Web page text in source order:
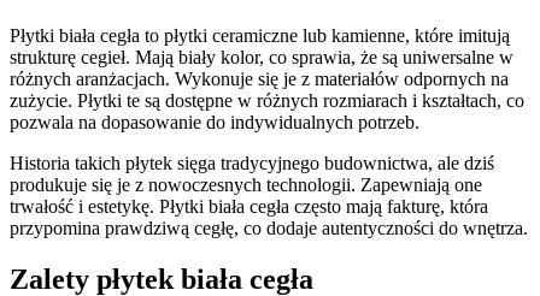
Płytki biała cegła to płytki ceramiczne lub kamienne, które imitują
strukturę cegieł. Mają biały kolor, co sprawia, że są uniwersalne w
różnych aranżacjach. Wykonuje się je z materiałów odpornych na
zużycie. Płytki te są dostępne w różnych rozmiarach i kształtach, co
pozwala na dopasowanie do indywidualnych potrzeb.
Historia takich płytek sięga tradycyjnego budownictwa, ale dziś
produkuje się je z nowoczesnych technologii. Zapewniają one
trwałość i estetykę. Płytki biała cegła często mają fakturę, która
przypomina prawdziwą cegłę, co dodaje autentyczności do wnętrza.
Zalety płytek biała cegła